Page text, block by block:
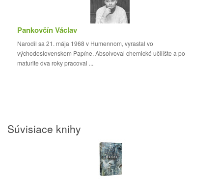
Pankovčín Václav
Narodil sa 21. mája 1968 v Humennom, vyrastal vo
východoslovenskom Papíne. Absolvoval chemické učilište a po
maturite dva roky pracoval ...
Súvisiace knihy